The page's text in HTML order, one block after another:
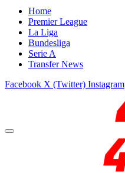
Home
Premier League
La Liga
Bundesliga
Serie A
Transfer News
Facebook X (Twitter) Instagram